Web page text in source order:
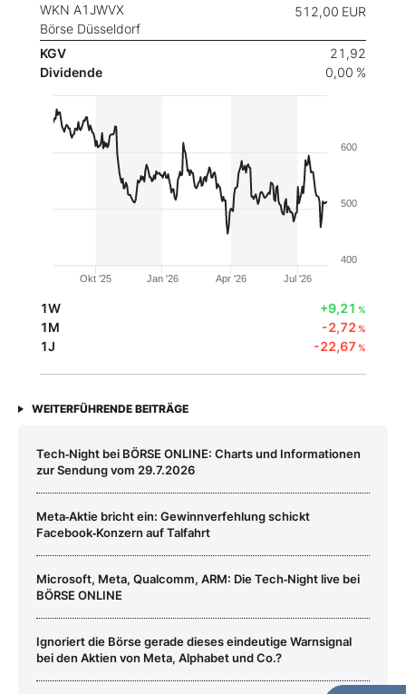
WKN A1JWVX
Börse Düsseldorf
512,00 EUR
KGV
21,92
Dividende
0,00 %
Okt '25 Jan '26 Apr '26 Jul '26
400
500
600
1W +9,21 %
1M -2,72%
1J -22,67 %
WEITERFÜHRENDE BEITRÄGE
Tech‑Night bei BÖRSE ONLINE: Charts und Informationen
zur Sendung vom 29.7.2026
Meta‑Aktie bricht ein: Gewinnverfehlung schickt
Facebook‑Konzern auf Talfahrt
Microsoft, Meta, Qualcomm, ARM: Die Tech‑Night live bei
BÖRSE ONLINE
Ignoriert die Börse gerade dieses eindeutige Warnsignal
bei den Aktien von Meta, Alphabet und Co.?